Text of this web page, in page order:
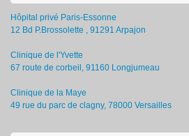
Hôpital privé Paris-Essonne
12 Bd P.Brossolette , 91291 Arpajon
Clinique de l'Yvette
67 route de corbeil, 91160 Longjumeau
Clinique de la Maye
49 rue du parc de clagny, 78000 Versailles